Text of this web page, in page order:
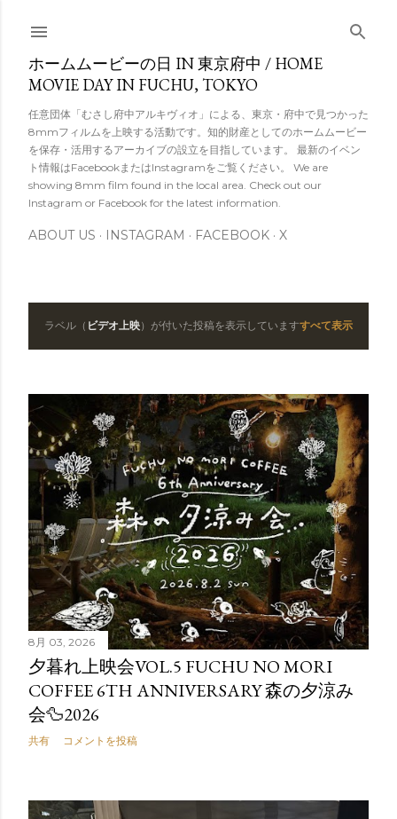
スキップしてメイン コンテンツに移動
ホームムービーの日 IN 東京府中 / HOME
MOVIE DAY IN FUCHU, TOKYO
任意団体「むさし府中アルキヴィオ」による、東京・府中で見つかった
8mmフィルムを上映する活動です。知的財産としてのホームムービー
を保存・活用するアーカイブの設立を目指しています。 最新のイベン
ト情報はFacebookまたはInstagramをご覧ください。 We are
showing 8mm film found in the local area. Check out our
Instagram or Facebook for the latest information.
ABOUT US INSTAGRAM FACEBOOK X
投ラベル（ ビデオ上映）が付いた投稿を表示していますすべて表示
8月 03, 2026
夕暮れ上映会VOL.5 FUCHU NO MORI
COFFEE 6TH ANNIVERSARY 森の夕涼み
会🦆2026
共有 コメントを投稿